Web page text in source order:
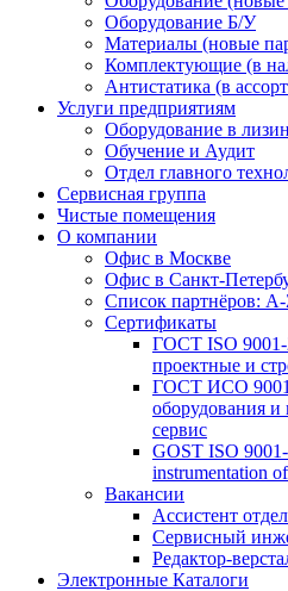
Оборудование Б/У
Материалы (новые
Комплектующие (в
Антистатика (в
Услуги предприятиям
Оборудование в
Обучение и Аудит
Отдел главного
Сервисная группа
Чистые помещения
О компании
Офис в Москве
Офис в Санкт-
Список партнёров:
Сертификаты
ГОСТ ISO 9001-
проектные и
ГОСТ ИСО
оборудования
сервис
GOST ISO
instrumentation
Вакансии
Ассистент
Сервисный
Редактор-
Электронные Каталоги